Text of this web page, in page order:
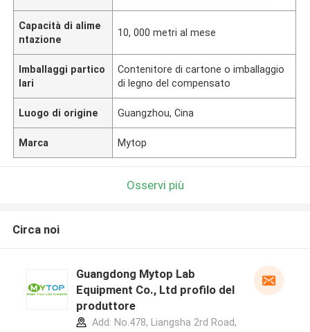
Capacità di alime
ntazione
10, 000 metri al mese
Imballaggi partico
lari
Contenitore di cartone o imballaggio
di legno del compensato
Luogo di origine Guangzhou, Cina
Marca Mytop
Osservi più
Circa noi
Guangdong Mytop Lab
Equipment Co., Ltd profilo del
produttore
Add: No.478, Liangsha 2rd Road,